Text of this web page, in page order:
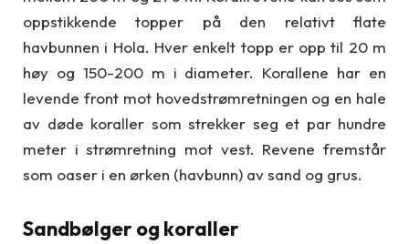
oppstikkende topper på den relativt flate
havbunnen i Hola. Hver enkelt topp er opp til 20 m
høy og 150-200 m i diameter. Korallene har en
levende front mot hovedstrømretningen og en hale
av døde koraller som strekker seg et par hundre
meter i strømretning mot vest. Revene fremstår
som oaser i en ørken (havbunn) av sand og grus.
Sandbølger og koraller